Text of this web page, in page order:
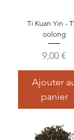
Ti Kuan Yin -
oolong
Prix
9,00 €
Ajouter
panier